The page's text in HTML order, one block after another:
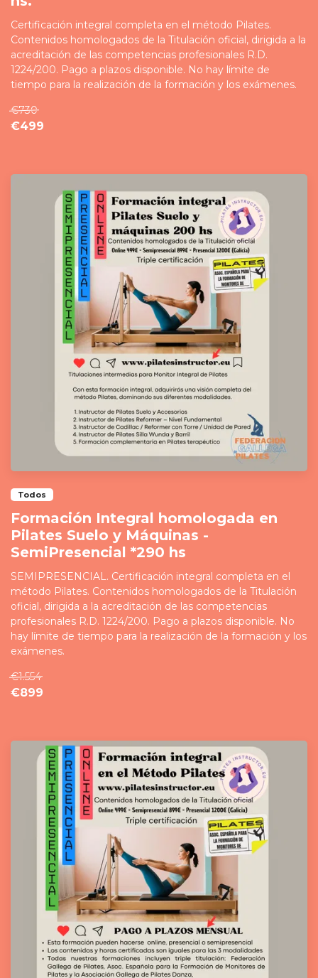
Certificación integral completa en el método Pilates.
Contenidos homologados de la Titulación oficial, dirigida a la
acreditación de las competencias profesionales R.D.
1224/200. Pago a plazos disponible. No hay límite de
tiempo para la realización de la formación y los exámenes.
€730
€499
Todos
Formación Integral homologada en
Pilates Suelo y Máquinas -
SemiPresencial *290 hs
SEMIPRESENCIAL. Certificación integral completa en el
método Pilates. Contenidos homologados de la Titulación
oficial, dirigida a la acreditación de las competencias
profesionales R.D. 1224/200. Pago a plazos disponible. No
hay límite de tiempo para la realización de la formación y los
exámenes.
€1.554
€899